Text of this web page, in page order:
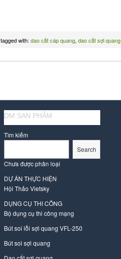
tagged with: dao cắt cáp quang, dao cắt sợi quang
DM SAN PHẨM
Tìm kiếm
Search
Chưa được phân loại
DỰ ÁN THỰC HIỆN
Hội Thảo Vietsky
DỤNG CỤ THI CÔNG
Bộ dụng cụ thi công mạng
Bút soi lỗi sợi quang VFL-250
Bút soi sợi quang